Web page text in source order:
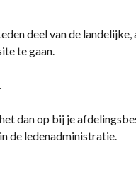
deel van de landelijke,
te gaan.
dan op bij je
de ledenadministratie.